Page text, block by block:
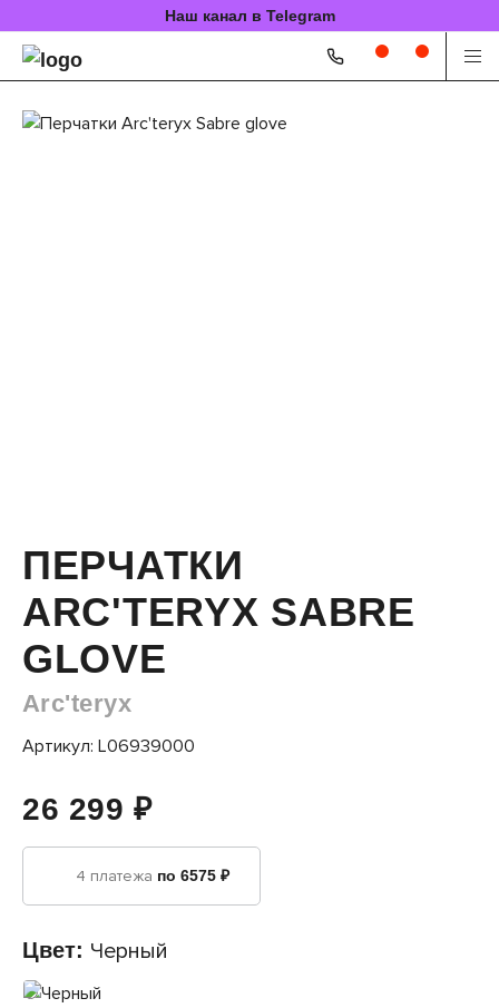
Наш канал в Telegram
ПЕРЧАТКИ
ARC'TERYX SABRE
GLOVE
Arc'teryx
Артикул: L06939000
26 299 ₽
4 платежа по 6575 ₽
Цвет: Черный